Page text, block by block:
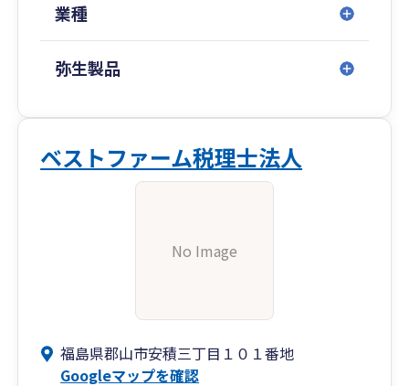
業種
弥生製品
ベストファーム税理士法人
No Image
福島県郡山市安積三丁目１０１番地
Googleマップを確認